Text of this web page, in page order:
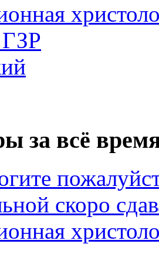
за всё
скоро